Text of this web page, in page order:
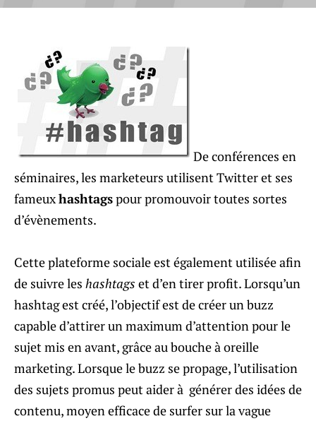
De conférences en
séminaires, les marketeurs utilisent Twitter et ses
fameuxhashtagspour promouvoir toutes sortes
d’évènements.
Cette plateforme sociale est également utilisée afin
de suivre les hashtags et d’en tirer profit. Lorsqu’un
hashtag est créé, l’objectif est de créer un buzz
capable d’attirer un maximum d’attention pour le
sujet mis en avant, grâce au bouche à oreille
marketing. Lorsque le buzz se propage, l’utilisation
des sujets promus peut aider à générer des idées de
contenu, moyen efficace de surfer sur la vague